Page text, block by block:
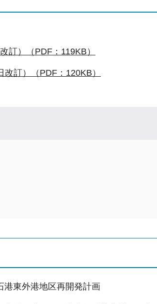
訂）（PDF：119KB）
訂）（PDF：120KB）
港東外港地区再開発計画